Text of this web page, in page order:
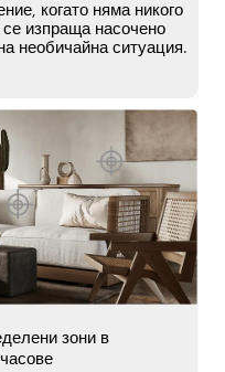
когато няма никого
изпраща насочено
необичайна ситуация.
зони в